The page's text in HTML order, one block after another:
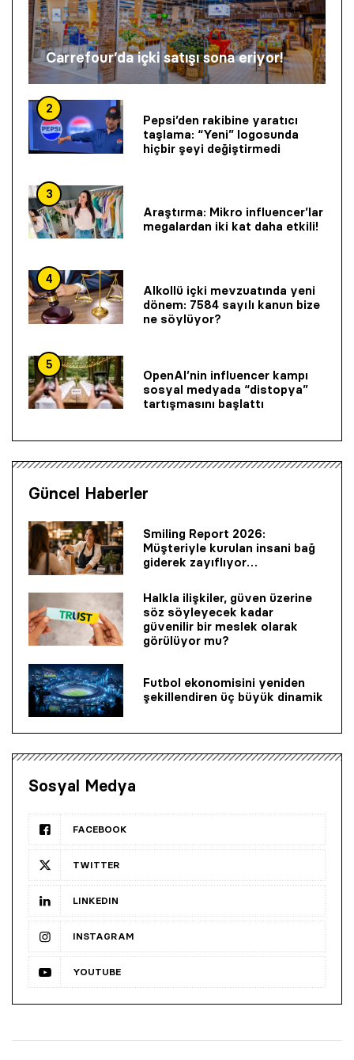
Carrefour’da içki satışı sona eriyor!
2
Pepsi’den rakibine yaratıcı
taşlama: “Yeni” logosunda
hiçbir şeyi değiştirmedi
3
Araştırma: Mikro influencer’lar
megalardan iki kat daha etkili!
4
Alkollü içki mevzuatında yeni
dönem: 7584 sayılı kanun bize
ne söylüyor?
5
OpenAI’nin influencer kampı
sosyal medyada “distopya”
tartışmasını başlattı
Güncel Haberler
Smiling Report 2026:
Müşteriyle kurulan insani bağ
giderek zayıflıyor…
Halkla ilişkiler, güven üzerine
söz söyleyecek kadar
güvenilir bir mes­lek olarak
görülüyor mu?
Futbol ekonomisini yeniden
şekillendiren üç büyük dinamik
Sosyal Medya
FACEBOOK
TWITTER
LINKEDIN
INSTAGRAM
YOUTUBE